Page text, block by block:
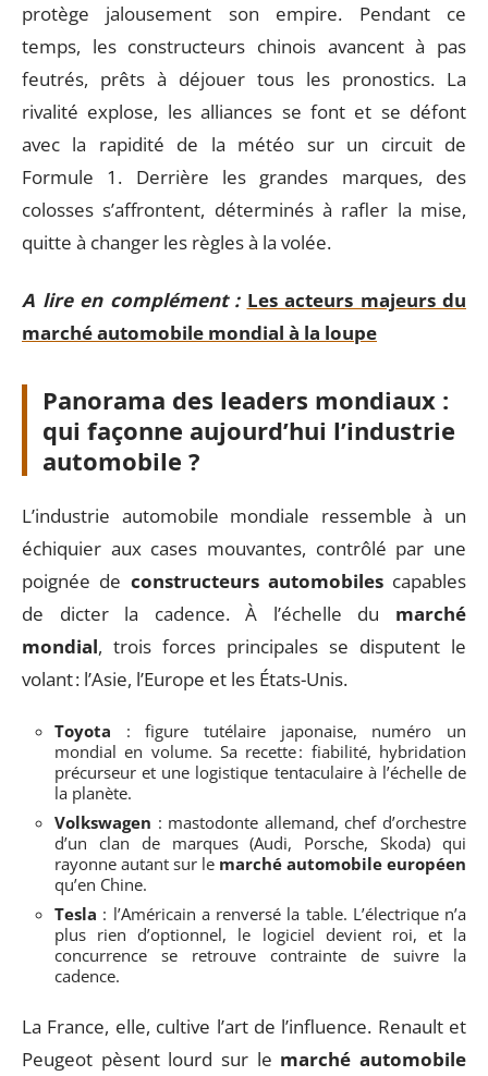
protège jalousement son empire. Pendant ce
temps, les constructeurs chinois avancent à pas
feutrés, prêts à déjouer tous les pronostics. La
rivalité explose, les alliances se font et se défont
avec la rapidité de la météo sur un circuit de
Formule 1. Derrière les grandes marques, des
colosses s’affrontent, déterminés à rafler la mise,
quitte à changer les règles à la volée.
A lire en complément : Les acteurs majeurs du
marché automobile mondial à la loupe
Panorama des leaders mondiaux :
qui façonne aujourd’hui l’industrie
automobile ?
L’industrie automobile mondiale ressemble à un
échiquier aux cases mouvantes, contrôlé par une
poignée de constructeurs automobilescapables
de dicter la cadence. À l’échelle du marché
mondial, trois forces principales se disputent le
volant : l’Asie, l’Europe et les États-Unis.
Toyota : figure tutélaire japonaise, numéro un
mondial en volume. Sa recette : fiabilité, hybridation
précurseur et une logistique tentaculaire à l’échelle de
la planète.
Volkswagen : mastodonte allemand, chef d’orchestre
d’un clan de marques (Audi, Porsche, Skoda) qui
rayonne autant sur le marché automobile européen
qu’en Chine.
Tesla : l’Américain a renversé la table. L’électrique n’a
plus rien d’optionnel, le logiciel devient roi, et la
concurrence se retrouve contrainte de suivre la
cadence.
La France, elle, cultive l’art de l’influence. Renault et
Peugeot pèsent lourd sur le marché automobile